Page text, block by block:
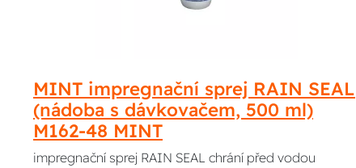
MINT impregnační sprej RAIN SEAL
(nádoba s dávkovačem, 500 ml)
M162-48 MINT
impregnační sprej RAIN SEAL chrání před vodou